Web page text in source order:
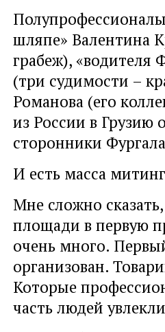
шляпе» Валентина
грабеж), «водителя
(три судимости –
Романова (его
из России в Грузию
сторонники
И есть масса
Мне сложно
площади в первую
очень много.
организован.
Которые
часть людей